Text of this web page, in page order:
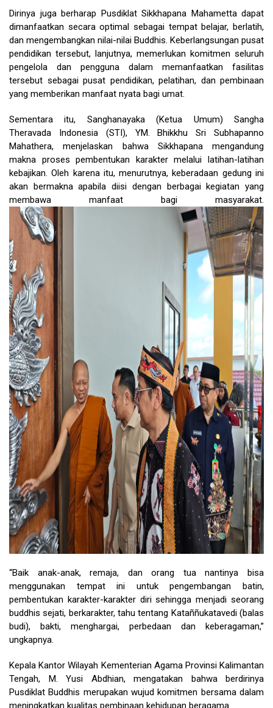
Dirinya juga berharap Pusdiklat Sikkhapana Mahametta dapat
dimanfaatkan secara optimal sebagai tempat belajar, berlatih,
dan mengembangkan nilai-nilai Buddhis. Keberlangsungan pusat
pendidikan tersebut, lanjutnya, memerlukan komitmen seluruh
pengelola dan pengguna dalam memanfaatkan fasilitas
tersebut sebagai pusat pendidikan, pelatihan, dan pembinaan
yang memberikan manfaat nyata bagi umat.
Sementara itu, Sanghanayaka (Ketua Umum) Sangha
Theravada Indonesia (STI), YM. Bhikkhu Sri Subhapanno
Mahathera, menjelaskan bahwa Sikkhapana mengandung
makna proses pembentukan karakter melalui latihan-latihan
kebajikan. Oleh karena itu, menurutnya, keberadaan gedung ini
akan bermakna apabila diisi dengan berbagai kegiatan yang
membawa manfaat bagi masyarakat.
“Baik anak-anak, remaja, dan orang tua nantinya bisa
menggunakan tempat ini untuk pengembangan batin,
pembentukan karakter-karakter diri sehingga menjadi seorang
buddhis sejati, berkarakter, tahu tentang Kataññukatavedi (balas
budi), bakti, menghargai, perbedaan dan keberagaman,”
ungkapnya.
Kepala Kantor Wilayah Kementerian Agama Provinsi Kalimantan
Tengah, M. Yusi Abdhian, mengatakan bahwa berdirinya
Pusdiklat Buddhis merupakan wujud komitmen bersama dalam
meningkatkan kualitas pembinaan kehidupan beragama.